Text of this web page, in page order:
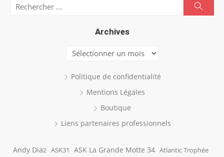
Archives
Archives
Politique de confidentialité
Mentions Légales
Boutique
Liens partenaires professionnels
Andy Diaz ASK31 ASK La Grande Motte 34 Atlantic Trophée